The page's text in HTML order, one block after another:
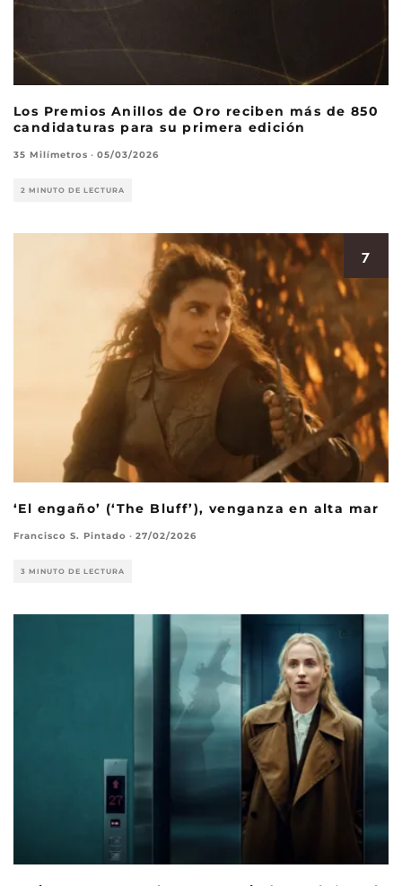
Los Premios Anillos de Oro reciben más de 850
candidaturas para su primera edición
35 Milímetros · 05/03/2026
2 MINUTO DE LECTURA
7
‘El engaño’ (‘The Bluff’), venganza en alta mar
Francisco S. Pintado · 27/02/2026
3 MINUTO DE LECTURA